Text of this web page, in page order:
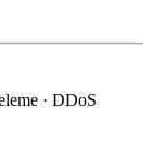
· DDoS